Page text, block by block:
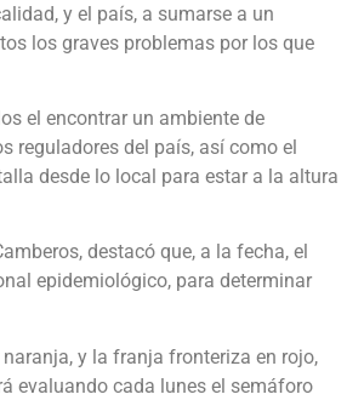
y el país, a sumarse a un
los graves problemas por los que
el encontrar un ambiente de
reguladores del país, así como el
desde lo local para estar a la altura
destacó que, a la fecha, el
epidemiológico, para determinar
y la franja fronteriza en rojo,
evaluando cada lunes el semáforo